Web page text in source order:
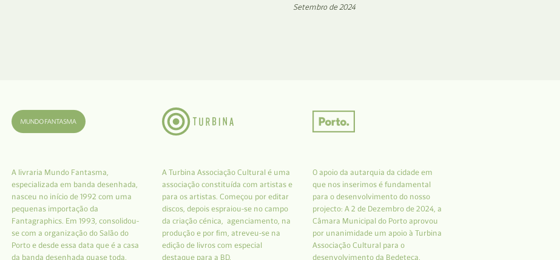
Setembro de 2024
A livraria Mundo Fantasma,
especializada em banda desenhada,
nasceu no início de 1992 com uma
pequenas importação da
Fantagraphics. Em 1993, consolidou-
se com a organização do Salão do
Porto e desde essa data que é a casa
da banda desenhada quase toda.
A Turbina Associação Cultural é uma
associação constituída com artistas e
para os artistas. Começou por editar
discos, depois espraiou-se no campo
da criação cénica, agenciamento, na
produção e por fim, atreveu-se na
edição de livros com especial
destaque para a BD.
O apoio da autarquia da cidade em
que nos inserimos é fundamental
para o desenvolvimento do nosso
projecto: A 2 de Dezembro de 2024, a
Câmara Municipal do Porto aprovou
por unanimidade um apoio à Turbina
Associação Cultural para o
desenvolvimento da Bedeteca.